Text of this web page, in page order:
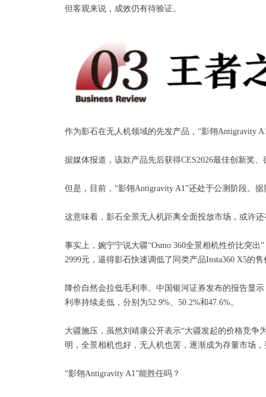
但客观来说，成效仍有待验证。
作为影石在无人机领域的先发产品，“影翎Antigravity
据媒体报道，该款产品先后获得CES2026最佳创新奖
但是，目前，“影翎Antigravity A1”还处于公测阶段。
这意味着，影石全景无人机距离全面投放市场，或许
事实上，婉宁宁说大疆“Osmo 360全景相机性价比突
2999元，逼得影石快速调低了同类产品Insta360 X5的售
降价自然会拉低毛利率。中国银河证券发布的报告显
利率持续走低，分别为52.9%、50.2%和47.6%。
大疆施压，虽然刘靖康公开表示“大疆发起的价格竞争
明，全景相机也好，无人机也罢，逐渐成为存量市场
“影翎Antigravity A1”能胜任吗？